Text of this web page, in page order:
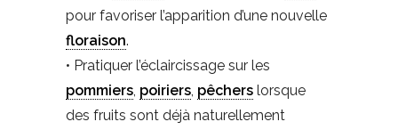
pour favoriser l’apparition d’une nouvelle
floraison.
• Pratiquer l’éclaircissage sur les
pommiers poiriers pêchers lorsque
des fruits sont déjà naturellement